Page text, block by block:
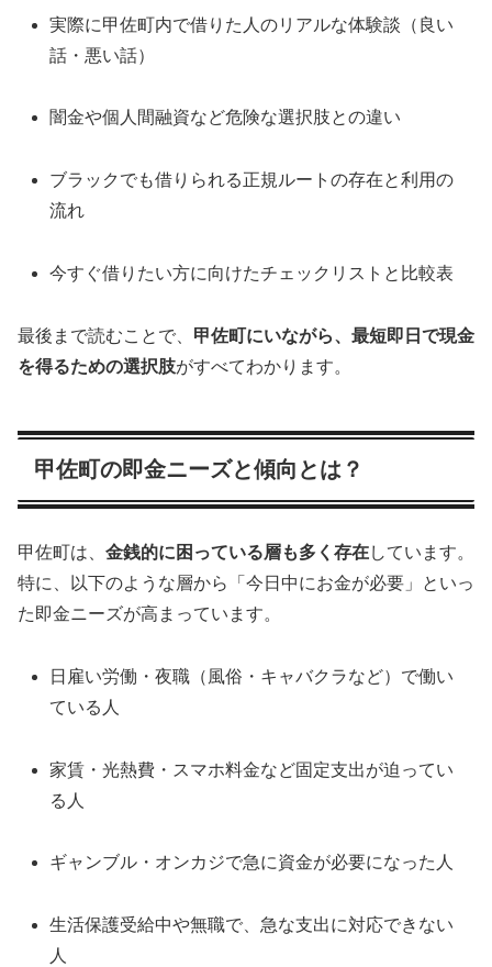
実際に甲佐町内で借りた人のリアルな体験談（良い
話・悪い話）
闇金や個人間融資など危険な選択肢との違い
ブラックでも借りられる正規ルートの存在と利用の
流れ
今すぐ借りたい方に向けたチェックリストと比較表
最後まで読むことで、 甲佐町にいながら、最短即日で現金
を得るための選択肢がすべてわかります。
甲佐町の即金ニーズと傾向とは？
甲佐町は、 金銭的に困っている層も多く存在しています。
特に、以下のような層から「今日中にお金が必要」といっ
た即金ニーズが高まっています。
日雇い労働・夜職（風俗・キャバクラなど）で働い
ている人
家賃・光熱費・スマホ料金など固定支出が迫ってい
る人
ギャンブル・オンカジで急に資金が必要になった人
生活保護受給中や無職で、急な支出に対応できない
人